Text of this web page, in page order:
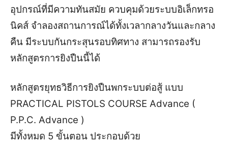
อุปกรณ์ที่มีความทันสมัย ควบคุมด้วยระบบอิเล็กทรอ
นิคส์ จำลองสถานการณ์ได้ทั้งเวลากลางวันและกลาง
คืน มีระบบกันกระสุนรอบทิศทาง สามารถรองรับ
หลักสูตรการยิงปืนนี้ได้
หลักสูตรยุทธวิธีการยิงปืนพกระบบต่อสู้ แบบ
PRACTICAL PISTOLS COURSE Advance (
P.P.C. Advance )
มีทั้งหมด 5 ขั้นตอน ประกอบด้วย